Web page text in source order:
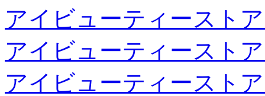
アイビューティースト
アイビューティースト
アイビューティースト